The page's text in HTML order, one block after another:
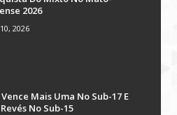
2026
2026
Mais Uma No Sub-17 E
No Sub-15